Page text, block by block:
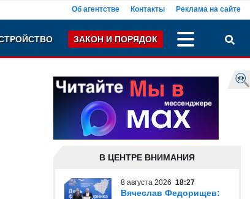
Об агентстве Контакты Реклама на сайте
ЗАКОН И ПОРЯДОК
В ЦЕНТРЕ ВНИМАНИЯ
8 августа 2026 18:27
Вячеслав Федорищев: